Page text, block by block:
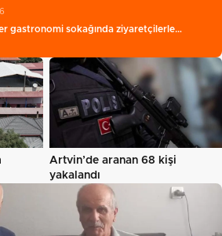
gastronomi sokağında ziyaretçilerle…
Artvin’de aranan 68 kişi
yakalandı